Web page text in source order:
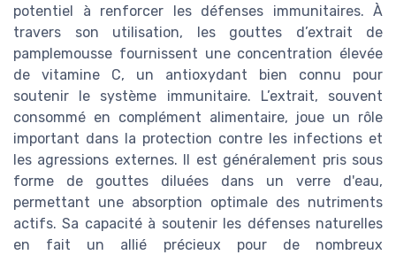
potentiel à renforcer les défenses immunitaires. À
travers son utilisation, les gouttes d’extrait de
pamplemousse fournissent une concentration élevée
de vitamine C, un antioxydant bien connu pour
soutenir le système immunitaire. L’extrait, souvent
consommé en complément alimentaire, joue un rôle
important dans la protection contre les infections et
les agressions externes. Il est généralement pris sous
forme de gouttes diluées dans un verre d'eau,
permettant une absorption optimale des nutriments
actifs. Sa capacité à soutenir les défenses naturelles
en fait un allié précieux pour de nombreux